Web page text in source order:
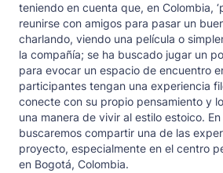
teniendo en cuenta que, en Colombia,
reunirse con amigos para pasar un
charlando, viendo una película o
la compañía; se ha buscado jugar un
para evocar un espacio de encuentro
participantes tengan una experiencia
conecte con su propio pensamiento y
una manera de vivir al estilo estoico.
buscaremos compartir una de las
proyecto, especialmente en el centro
en Bogotá, Colombia.